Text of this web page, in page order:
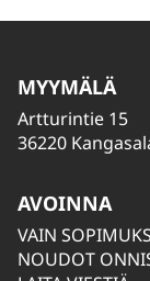
MYYMÄLÄ
Artturintie 15
36220
AVOINNA
VAIN
NOUDOT